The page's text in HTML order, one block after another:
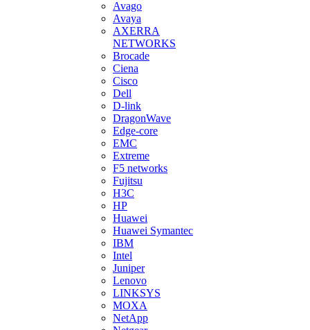
Avago
Avaya
AXERRA
NETWORKS
Brocade
Ciena
Cisco
Dell
D-link
DragonWave
Edge-core
EMC
Extreme
F5 networks
Fujitsu
H3С
HP
Huawei
Huawei Symantec
IBM
Intel
Juniper
Lenovo
LINKSYS
MOXA
NetApp